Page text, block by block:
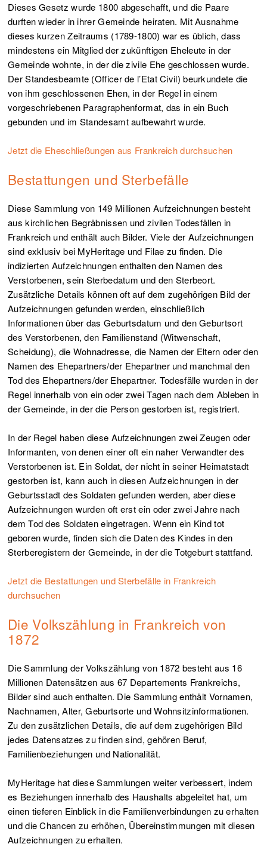
Dieses Gesetz wurde 1800 abgeschafft, und die Paare
durften wieder in ihrer Gemeinde heiraten. Mit Ausnahme
dieses kurzen Zeitraums (1789-1800) war es üblich, dass
mindestens ein Mitglied der zukünftigen Eheleute in der
Gemeinde wohnte, in der die zivile Ehe geschlossen wurde.
Der Standesbeamte (Officer de l’Etat Civil) beurkundete die
von ihm geschlossenen Ehen, in der Regel in einem
vorgeschriebenen Paragraphenformat, das in ein Buch
gebunden und im Standesamt aufbewahrt wurde.
Jetzt die Eheschließungen aus Frankreich durchsuchen
Bestattungen und Sterbefälle
Diese Sammlung von 149 Millionen Aufzeichnungen besteht
aus kirchlichen Begräbnissen und zivilen Todesfällen in
Frankreich und enthält auch Bilder. Viele der Aufzeichnungen
sind exklusiv bei MyHeritage und Filae zu finden. Die
indizierten Aufzeichnungen enthalten den Namen des
Verstorbenen, sein Sterbedatum und den Sterbeort.
Zusätzliche Details können oft auf dem zugehörigen Bild der
Aufzeichnungen gefunden werden, einschließlich
Informationen über das Geburtsdatum und den Geburtsort
des Verstorbenen, den Familienstand (Witwenschaft,
Scheidung), die Wohnadresse, die Namen der Eltern oder den
Namen des Ehepartners/der Ehepartner und manchmal den
Tod des Ehepartners/der Ehepartner. Todesfälle wurden in der
Regel innerhalb von ein oder zwei Tagen nach dem Ableben in
der Gemeinde, in der die Person gestorben ist, registriert.
In der Regel haben diese Aufzeichnungen zwei Zeugen oder
Informanten, von denen einer oft ein naher Verwandter des
Verstorbenen ist. Ein Soldat, der nicht in seiner Heimatstadt
gestorben ist, kann auch in diesen Aufzeichnungen in der
Geburtsstadt des Soldaten gefunden werden, aber diese
Aufzeichnungen wurden oft erst ein oder zwei Jahre nach
dem Tod des Soldaten eingetragen. Wenn ein Kind tot
geboren wurde, finden sich die Daten des Kindes in den
Sterberegistern der Gemeinde, in der die Totgeburt stattfand.
Jetzt die Bestattungen und Sterbefälle in Frankreich
durchsuchen
Die Volkszählung in Frankreich von
1872
Die Sammlung der Volkszählung von 1872 besteht aus 16
Millionen Datensätzen aus 67 Departements Frankreichs,
Bilder sind auch enthalten. Die Sammlung enthält Vornamen,
Nachnamen, Alter, Geburtsorte und Wohnsitzinformationen.
Zu den zusätzlichen Details, die auf dem zugehörigen Bild
jedes Datensatzes zu finden sind, gehören Beruf,
Familienbeziehungen und Nationalität.
MyHeritage hat diese Sammlungen weiter verbessert, indem
es Beziehungen innerhalb des Haushalts abgeleitet hat, um
einen tieferen Einblick in die Familienverbindungen zu erhalten
und die Chancen zu erhöhen, Übereinstimmungen mit diesen
Aufzeichnungen zu erhalten.